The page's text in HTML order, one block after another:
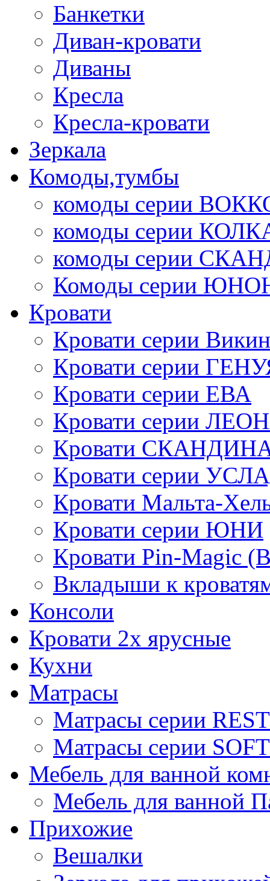
Банкетки
Диван-кровати
Диваны
Кресла
Кресла-кровати
Зеркала
Комоды,тумбы
комоды серии
комоды серии
комоды серии
Комоды серии
Кровати
Кровати серии
Кровати серии
Кровати серии ЕВА
Кровати серии
Кровати
Кровати серии
Кровати Мальта-
Кровати серии ЮНИ
Кровати Pin-Magic
Вкладыши к
Консоли
Кровати 2х ярусные
Кухни
Матрасы
Матрасы серии REST
Матрасы серии SOFT
Мебель для ванной
Мебель для ванной
Прихожие
Вешалки